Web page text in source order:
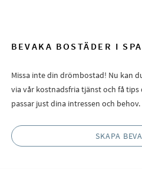
BEVAKA BOSTÄDER I
Missa inte din drömbostad! Nu kan
via vår kostnadsfria tjänst och få
passar just dina intressen och behov.
SKAPA